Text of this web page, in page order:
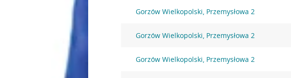
Gorzów Wielkopolski, Przemysłowa 2
Gorzów Wielkopolski, Przemysłowa 2
Gorzów Wielkopolski, Przemysłowa 2